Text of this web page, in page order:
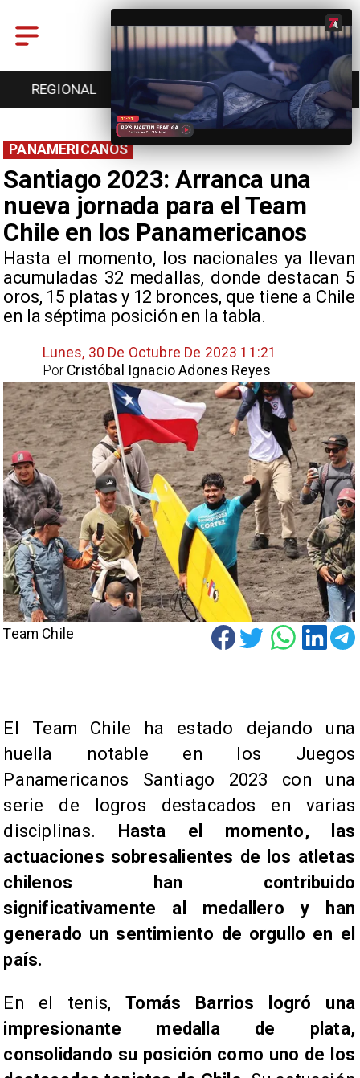
ENTRETENCIÓN DEPORTES CULTURA
Santiago 2023: Arranca una
nueva jornada para el Team
Chile en los Panamericanos
​Hasta el momento, los nacionales ya llevan
acumuladas 32 medallas, donde destacan 5
oros, 15 platas y 12 bronces, que tiene a Chile
en la séptima posición en la tabla.
PANAMERICANOS
Lunes, 30 De Octubre De 2023 11:21
Cristóbal Ignacio Adones Reyes
Por
Team Chile
​El Team Chile ha estado dejando una
huella notable en los Juegos
Panamericanos Santiago 2023 con una
serie de logros destacados en varias
disciplinas. Hasta el momento, las
actuaciones sobresalientes de los atletas
chilenos han contribuido
significativamente al medallero y han
generado un sentimiento de orgullo en el
país.
En el tenis,Tomás Barrios logró una
impresionante medalla de plata,
consolidando su posición como uno de los